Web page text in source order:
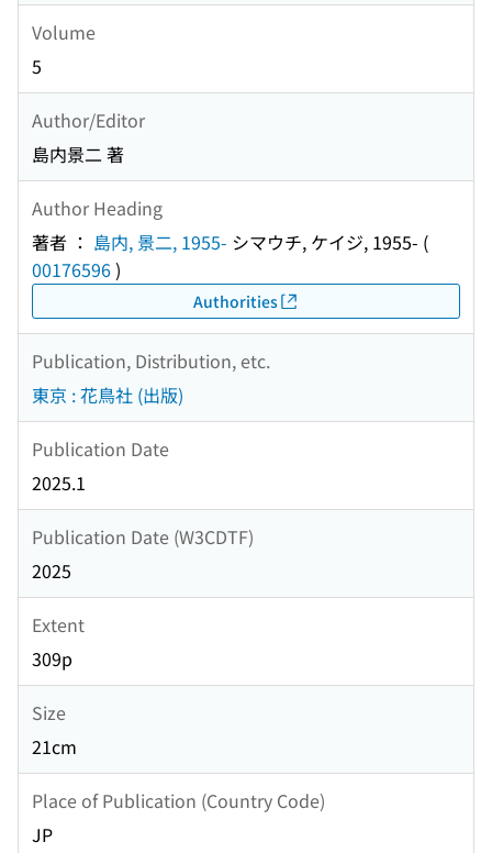
Volume
5
Author/Editor
島内景二 著
Author Heading
著者 ： 島内, 景二, 1955- シマウチ, ケイジ, 1955- (
00176596)
Authorities
Publication, Distribution, etc.
東京 : 花鳥社 (出版)
Publication Date
2025.1
Publication Date (W3CDTF)
2025
Extent
309p
Size
21cm
Place of Publication (Country Code)
JP